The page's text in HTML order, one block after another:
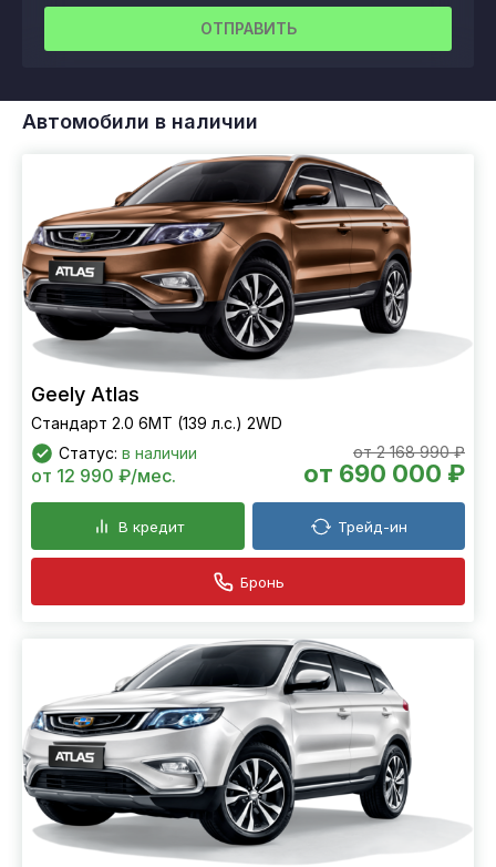
ОТПРАВИТЬ
Автомобили в наличии
Geely Atlas
Стандарт 2.0 6МТ (139 л.с.) 2WD
Статус: в наличии от 2 168 990 ₽
от 690 000 ₽
от 12 990 ₽/мес.
В кредит Трейд-ин
Бронь